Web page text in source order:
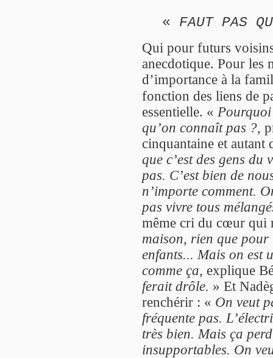
« FAUT PAS
Qui pour futurs
anecdotique. Pour les
d’importance à la
fonction des liens de
essentielle. « Pourquoi
qu’on connaît pas ?,
cinquantaine et autant
que c’est des gens
pas. C’est bien de
n’importe comment.
pas vivre tous
même cri du cœur qui
maison, rien que pour
enfants... Mais on est
comme ça, explique
ferait drôle. » Et
renchérir : « On veut
fréquente pas.
très bien. Mais ça
insupportables. On